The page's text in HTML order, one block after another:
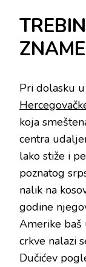
Pri dolasku
koja
centra
lako stiže i
poznatog
nalik na
godine
Amerike baš
crkve nalazi
Dučićev